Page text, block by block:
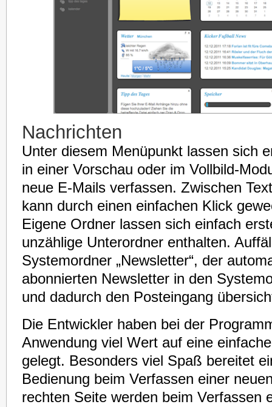
Nachrichten
Unter diesem Menüpunkt lassen sich
in einer Vorschau oder im Vollbild-
neue E-Mails verfassen. Zwischen
kann durch einen einfachen Klick
Eigene Ordner lassen sich einfach
unzählige Unterordner enthalten.
Systemordner „Newsletter“, der
abonnierten Newsletter in den
und dadurch den Posteingang
Die Entwickler haben bei der
Anwendung viel Wert auf eine
gelegt. Besonders viel Spaß bereitet
Bedienung beim Verfassen einer
rechten Seite werden beim Verfassen